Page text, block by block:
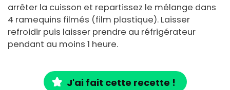
arrêter la cuisson et repartissez le mélange dans
4 ramequins filmés (film plastique). Laisser
refroidir puis laisser prendre au réfrigérateur
pendant au moins 1 heure.
J'ai fait cette recette !